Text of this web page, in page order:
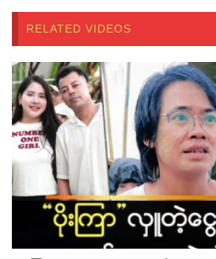
RELATED VIDEOS